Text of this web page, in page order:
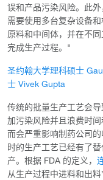
误和产品污染风险。此
需要使用多台复杂设备
原料和中间体，并在不
完成生产过程。"
圣约翰大学理科硕士
士 Vivek Gupta
传统的批量生产工艺会
加污染风险并且浪费时
而会严重影响制药公司
时的生产工艺已经有了
产。根据 FDA 的定义，
从生产过程中进料和出